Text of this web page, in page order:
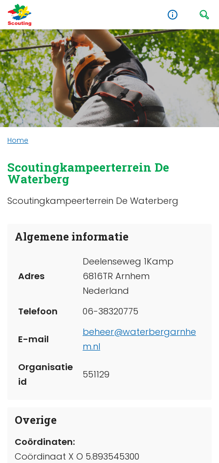
Home
Scoutingkampeerterrein De
Waterberg
Scoutingkampeerterrein De Waterberg
Algemene informatie
Adres
Deelenseweg 1Kamp
6816TR Arnhem
Nederland
Telefoon
06-38320775
E-mail
beheer@waterbergarnhe
m.nl
Organisatie
id
551129
Overige
Coördinaten:
Coördinaat X O 5.893545300